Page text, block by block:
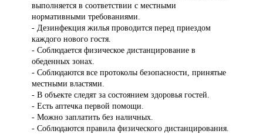
выполняется в соответствии с местными
нормативными требованиями.
- Дезинфекция жилья проводится перед приездом
каждого нового гостя.
- Соблюдается физическое дистанцирование в
обеденных зонах.
- Соблюдаются все протоколы безопасности, принятые
местными властями.
- В объекте следят за состоянием здоровья гостей.
- Есть аптечка первой помощи.
- Можно заплатить без наличных.
- Соблюдаются правила физического дистанцирования.